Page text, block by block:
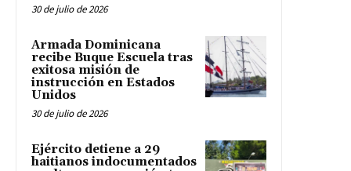
30 de julio de 2026
Armada Dominicana
recibe Buque Escuela tras
exitosa misión de
instrucción en Estados
Unidos
30 de julio de 2026
Ejército detiene a 29
haitianos indocumentados